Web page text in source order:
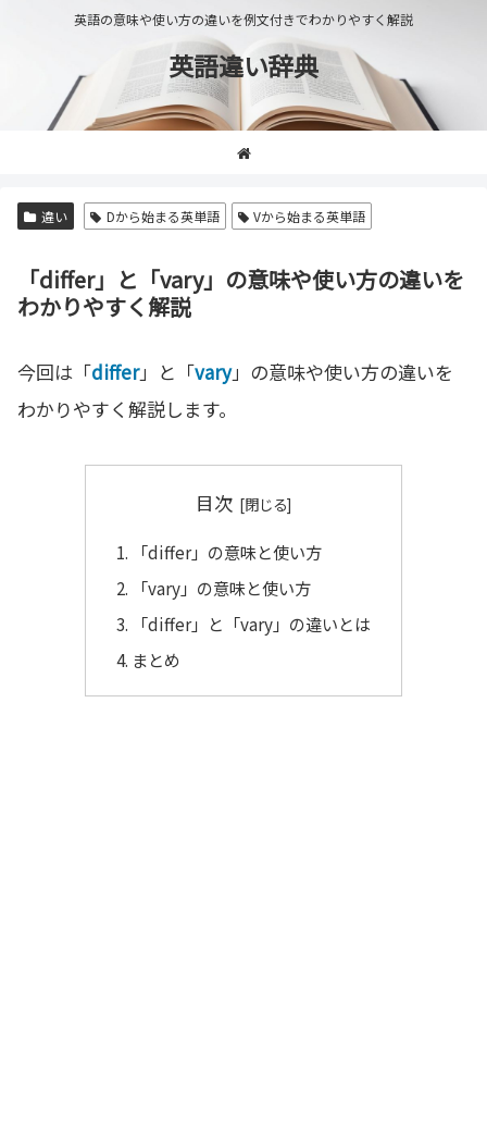
英語の意味や使い方の違いを例文付きでわかりやすく解説
英語違い辞典
違い Dから始まる英単語 Vから始まる英単語
「differ」と「vary」の意味や使い方の違いを
わかりやすく解説
今回は「differ」と「vary」の意味や使い方の違いを
わかりやすく解説します。
目次
「differ」の意味と使い方
「vary」の意味と使い方
「differ」と「vary」の違いとは
まとめ